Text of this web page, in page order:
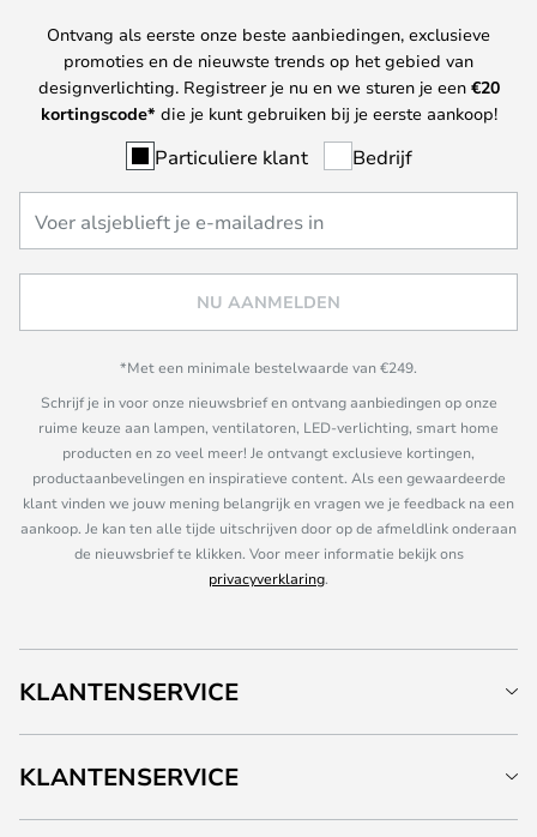
Ontvang als eerste onze beste aanbiedingen, exclusieve
promoties en de nieuwste trends op het gebied van
designverlichting. Registreer je nu en we sturen je een €20
kortingscode* die je kunt gebruiken bij je eerste aankoop!
Particuliere klant Bedrijf
NU AANMELDEN
*Met een minimale bestelwaarde van €249.
Schrijf je in voor onze nieuwsbrief en ontvang aanbiedingen op onze
ruime keuze aan lampen, ventilatoren, LED-verlichting, smart home
producten en zo veel meer! Je ontvangt exclusieve kortingen,
productaanbevelingen en inspiratieve content. Als een gewaardeerde
klant vinden we jouw mening belangrijk en vragen we je feedback na een
aankoop. Je kan ten alle tijde uitschrijven door op de afmeldlink onderaan
de nieuwsbrief te klikken. Voor meer informatie bekijk ons
privacyverklaring.
KLANTENSERVICE
KLANTENSERVICE